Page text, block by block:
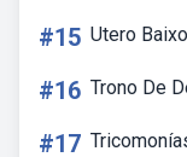
#15 Utero
#16 Trono De
#17